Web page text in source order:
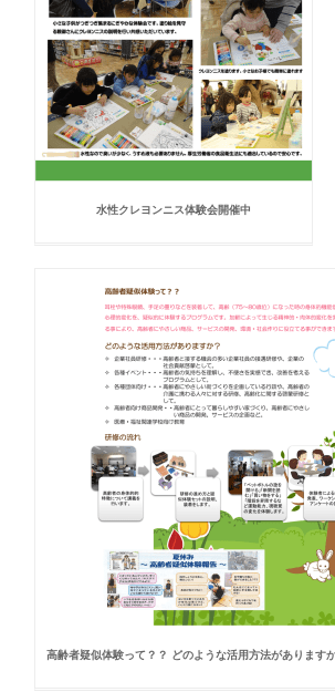
水性クレヨンニス体験会開催中
高齢者疑似体験って？？ どのような活用方法があります